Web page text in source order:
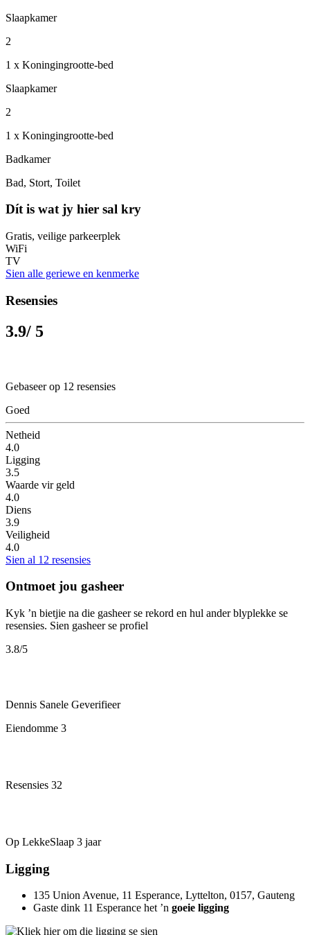
Slaapkamer
2
1 x Koningingrootte-bed
Slaapkamer
2
1 x Koningingrootte-bed
Badkamer
Bad, Stort, Toilet
Dít is wat jy hier sal kry
Gratis, veilige parkeerplek
WiFi
TV
Sien alle geriewe en kenmerke
Resensies
3.9/ 5
Gebaseer op 12 resensies
Goed
Netheid
4.0
Ligging
3.5
Waarde vir geld
4.0
Diens
3.9
Veiligheid
4.0
Sien al 12 resensies
Ontmoet jou gasheer
Kyk ’n bietjie na die gasheer se rekord en hul ander blyplekke se
resensies. Sien gasheer se profiel
3.8/5
Dennis Sanele Geverifieer
Eiendomme 3
Resensies 32
Op LekkeSlaap 3 jaar
Ligging
135 Union Avenue, 11 Esperance, Lyttelton, 0157, Gauteng
Gaste dink 11 Esperance het ’n goeie ligging